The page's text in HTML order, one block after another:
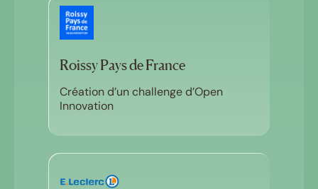
Roissy Pays de France
Création d’un challenge d’Open
Innovation